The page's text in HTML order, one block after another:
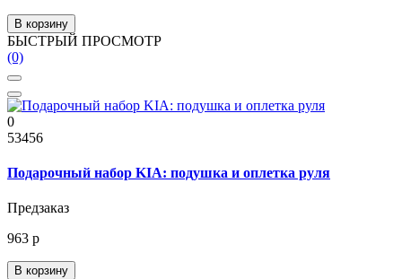
В корзину
БЫСТРЫЙ ПРОСМОТР
(0)
0
53456
Подарочный набор KIA: подушка и оплетка руля
Предзаказ
963 р
В корзину